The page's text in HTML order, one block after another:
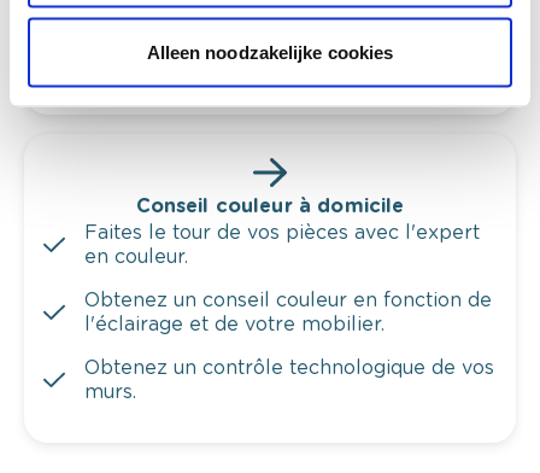
Alleen noodzakelijke cookies
combinaison de couleurs.
Conseil couleur à domicile
Faites le tour de vos pièces avec l'expert
en couleur.
Obtenez un conseil couleur en fonction de
l'éclairage et de votre mobilier.
Obtenez un contrôle technologique de vos
murs.